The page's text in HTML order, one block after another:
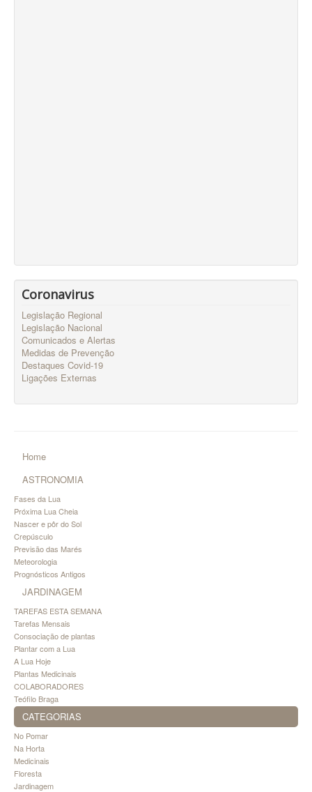
Coronavirus
Legislação Regional
Legislação Nacional
Comunicados e Alertas
Medidas de Prevenção
Destaques Covid-19
Ligações Externas
Home
ASTRONOMIA
Fases da Lua
Próxima Lua Cheia
Nascer e pôr do Sol
Crepúsculo
Previsão das Marés
Meteorologia
Prognósticos Antigos
JARDINAGEM
TAREFAS ESTA SEMANA
Tarefas Mensais
Consociação de plantas
Plantar com a Lua
A Lua Hoje
Plantas Medicinais
COLABORADORES
Teófilo Braga
CATEGORIAS
No Pomar
Na Horta
Medicinais
Floresta
Jardinagem